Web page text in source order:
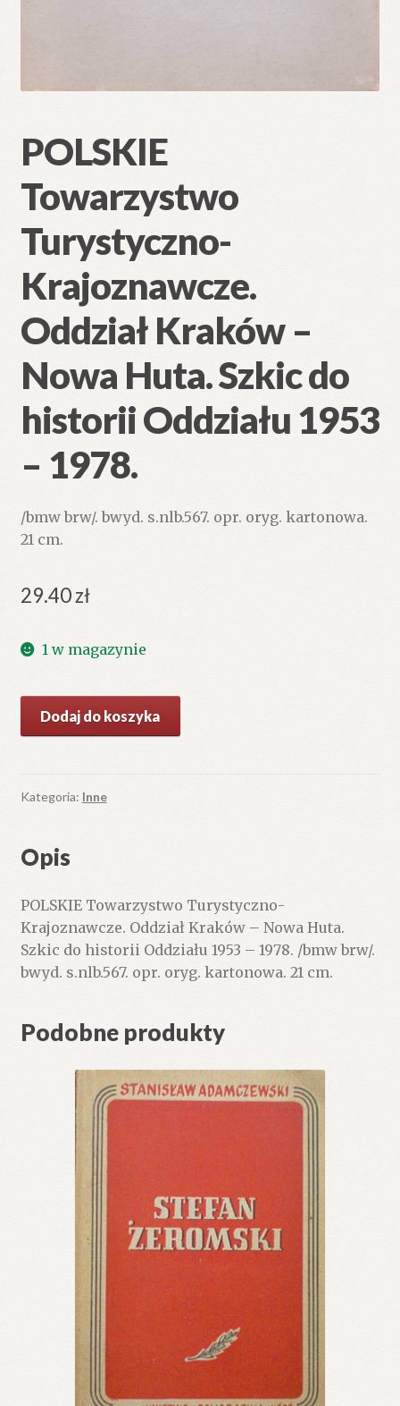
POLSKIE
Towarzystwo
Turystyczno-
Krajoznawcze.
Oddział Kraków –
Nowa Huta. Szkic do
historii Oddziału 1953
– 1978.
/bmw brw/. bwyd. s.nlb.567. opr. oryg. kartonowa.
21 cm.
29.40zł
1 w magazynie
POLSKIE
Turystyczno-
Krajoznawcze.
–
Huta.
Szkic
do
historii
–
Dodaj do koszyka
Kategoria: Inne
Opis
POLSKIE Towarzystwo Turystyczno-
Krajoznawcze. Oddział Kraków – Nowa Huta.
Szkic do historii Oddziału 1953 – 1978. /bmw brw/.
bwyd. s.nlb.567. opr. oryg. kartonowa. 21 cm.
Podobne produkty